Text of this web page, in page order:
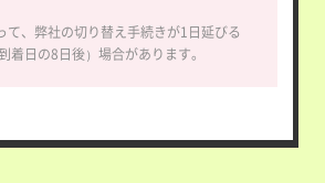
、弊社の切り替え手続きが1日延びる
着日の8日後）場合があります。